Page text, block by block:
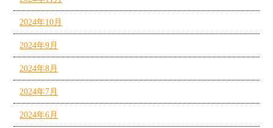
2024年10月
2024年9月
2024年8月
2024年7月
2024年6月